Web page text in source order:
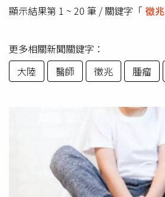
顯示結果第 1 ~ 20 筆 / 關鍵字「 徵兆
更多相關新聞關鍵字：
大陸
醫師 徵兆 腫瘤